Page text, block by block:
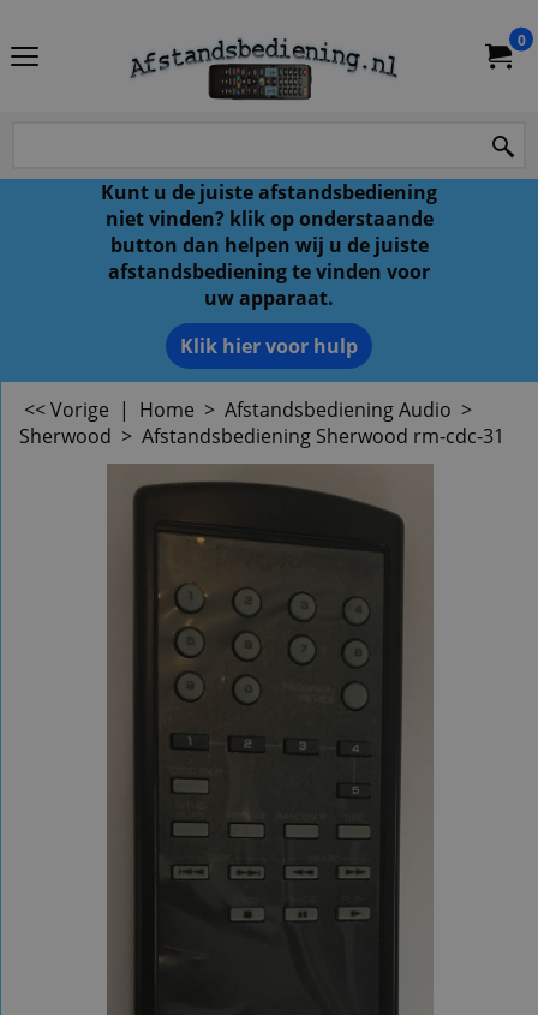
0
Kunt u de juiste afstandsbediening
niet vinden? klik op onderstaande
button dan helpen wij u de juiste
afstandsbediening te vinden voor
uw apparaat.
Klik hier voor hulp
<< Vorige | Home > Afstandsbediening Audio >
Sherwood > Afstandsbediening Sherwood rm-cdc-31